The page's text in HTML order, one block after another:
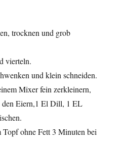
trocknen und grob
vierteln.
und klein schneiden.
Mixer fein zerkleinern,
den Eiern,1 El Dill, 1 EL
ohne Fett 3 Minuten bei